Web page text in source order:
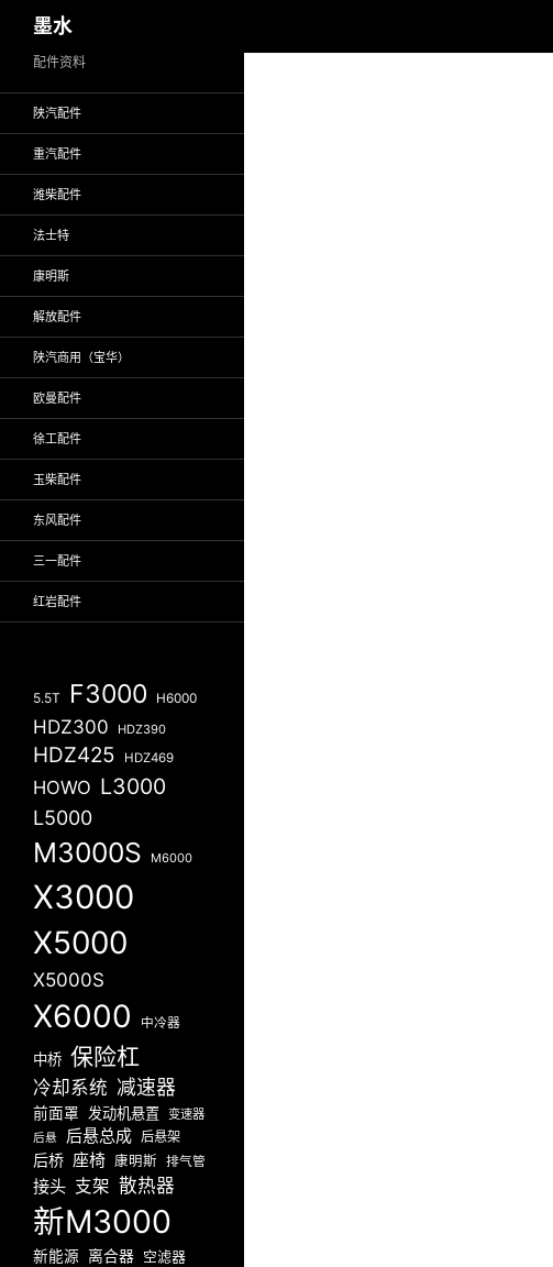
至
墨水
配件资料
陕汽配件
重汽配件
潍柴配件
法士特
康明斯
解放配件
陕汽商用（宝华）
欧曼配件
徐工配件
玉柴配件
东风配件
三一配件
红岩配件
5.5T F3000 H6000
HDZ300 HDZ390
HDZ425 HDZ469
HOWO L3000
L5000
M3000S M6000
X3000
X5000
X5000S
X6000 中冷器
中桥 保险杠
冷却系统 减速器
前面罩 发动机悬置 变速器
后悬 后悬总成 后悬架
后桥 座椅 康明斯 排气管
接头 支架 散热器
新M3000
新能源 离合器 空滤器